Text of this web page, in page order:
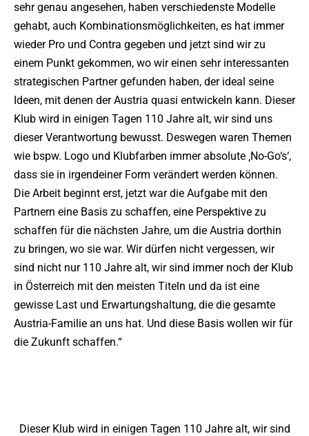
sehr genau angesehen, haben verschiedenste Modelle
gehabt, auch Kombinationsmöglichkeiten, es hat immer
wieder Pro und Contra gegeben und jetzt sind wir zu
einem Punkt gekommen, wo wir einen sehr interessanten
strategischen Partner gefunden haben, der ideal seine
Ideen, mit denen der Austria quasi entwickeln kann. Dieser
Klub wird in einigen Tagen 110 Jahre alt, wir sind uns
dieser Verantwortung bewusst. Deswegen waren Themen
wie bspw. Logo und Klubfarben immer absolute ‚No-Go‘s‘,
dass sie in irgendeiner Form verändert werden können.
Die Arbeit beginnt erst, jetzt war die Aufgabe mit den
Partnern eine Basis zu schaffen, eine Perspektive zu
schaffen für die nächsten Jahre, um die Austria dorthin
zu bringen, wo sie war. Wir dürfen nicht vergessen, wir
sind nicht nur 110 Jahre alt, wir sind immer noch der Klub
in Österreich mit den meisten Titeln und da ist eine
gewisse Last und Erwartungshaltung, die die gesamte
Austria-Familie an uns hat. Und diese Basis wollen wir für
die Zukunft schaffen.“
Dieser Klub wird in einigen Tagen 110 Jahre alt, wir sind